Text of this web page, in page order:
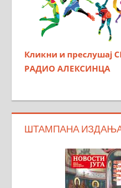
Кликни и преслушај
РАДИО АЛЕКСИНЦА
ШТАМПАНА